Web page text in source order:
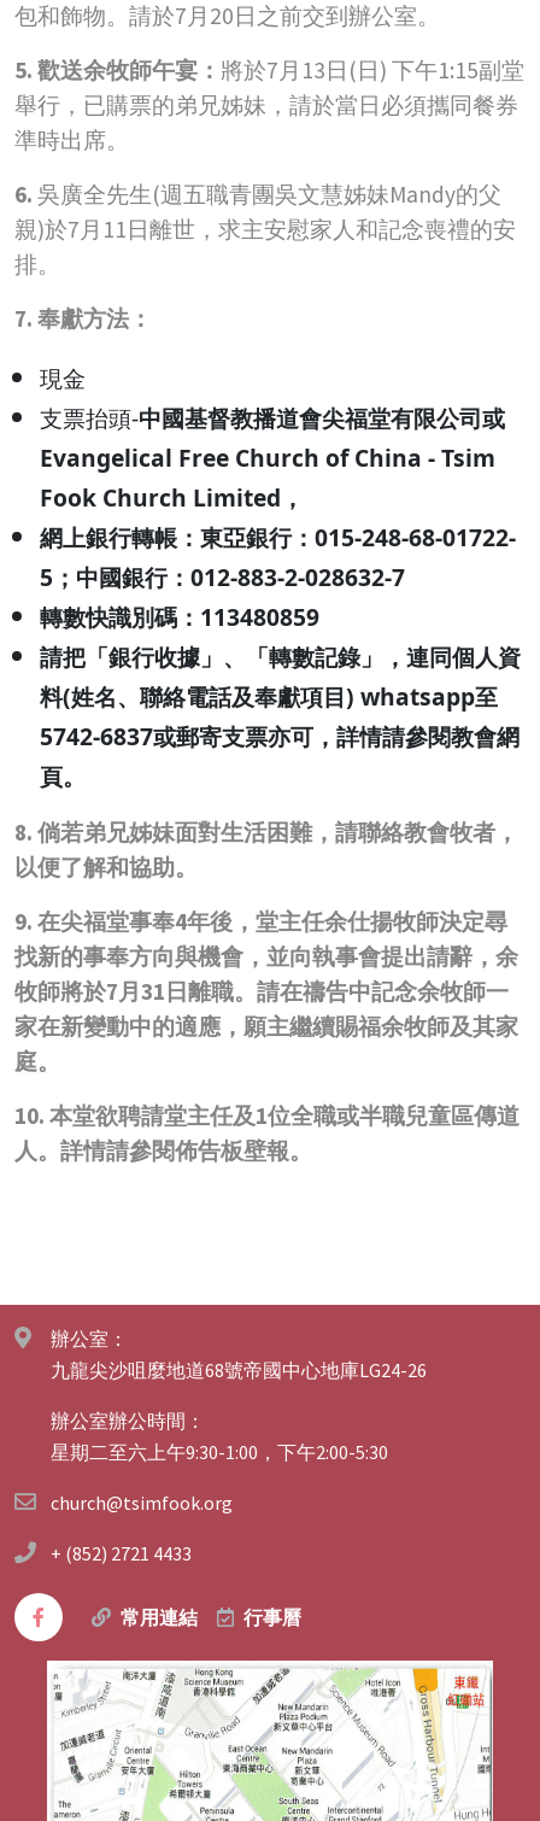
包和飾物。請於7月20日之前交到辦公室。
5. 歡送余牧師午宴： 將於7月13日(日) 下午1:15副堂
舉行，已購票的弟兄姊妹，請於當日必須攜同餐券
準時出席。
6. 吳廣全先生(週五職青團吳文慧姊妹Mandy的父
親)於7月11日離世，求主安慰家人和記念喪禮的安
排。
7. 奉獻方法 ：
現金
支票抬頭-中國基督教播道會尖福堂有限公司或
Evangelical Free Church of China - Tsim
Fook Church Limited ，
網上銀行轉帳： 東亞銀行：015-248-68-01722-
5 ；中國銀行：012-883-2-028632-7
轉數快識別碼：113480859
請把「銀行收據」、「轉數記錄」，連同個人資
料(姓名、聯絡電話及奉獻項目) whatsapp至
5742-6837或郵寄支票亦可，詳情請參閱教會網
頁。
8. 倘若弟兄姊妹面對生活困難，請聯絡教會牧者，
以便了解和協助。
9. 在尖福堂事奉4年後，堂主任余仕揚牧師決定尋
找新的事奉方向與機會，並向執事會提出請辭，余
牧師將於7月31日離職。請在禱告中記念余牧師一
家在新變動中的適應，願主繼續賜福余牧師及其家
庭。
10. 本堂欲聘請堂主任及1位全職或半職兒童區傳道
人。詳情請參閱佈告板壁報。
辦公室：
九龍尖沙咀麼地道68號帝國中心地庫LG24-26
辦公室辦公時間：
星期二至六上午9:30-1:00，下午2:00-5:30
church@tsimfook.org
+ (852) 2721 4433
常用連結 行事曆